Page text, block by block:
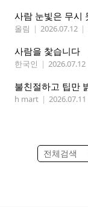
사람 눈빛은 무시
올림 | 2026.07.12 |
사람을 찿습니다
한국인 | 2026.07.12
불친절하고 팁만
h mart | 2026.07.11